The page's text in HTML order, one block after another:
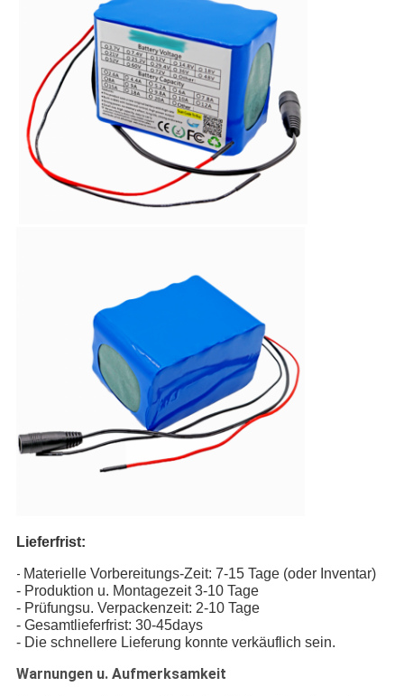
Lieferfrist:
- Materielle Vorbereitungs-Zeit: 7-15 Tage (oder Inventar)
- Produktion u. Montagezeit 3-10 Tage
- Prüfungsu. Verpackenzeit: 2-10 Tage
- Gesamtlieferfrist: 30-45days
- Die schnellere Lieferung konnte verkäuflich sein.
Warnungen u. Aufmerksamkeit